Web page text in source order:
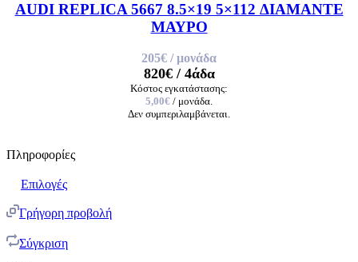
AUDI REPLICA 5667 8.5×19 5×112 ΔΙΑΜΑΝΤΕ
ΜΑΥΡΟ
205€ / μονάδα
820€/ 4άδα
Κόστος εγκατάστασης:
5,00€ / μονάδα.
Δεν συμπεριλαμβάνεται.
Πληροφορίες
Επιλογές
Γρήγορη προβολή
Σύγκριση